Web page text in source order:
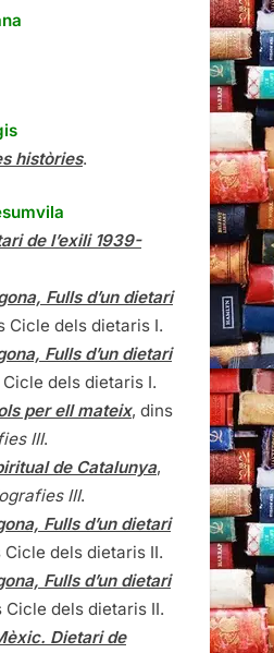
històries.
de l’exili 1939-
Fulls d’un dietari
Cicle dels dietaris I.
Fulls d’un dietari
dels dietaris I.
per ell mateix, dins
III.
de Catalunya,
III.
Fulls d’un dietari
Cicle dels dietaris II.
Fulls d’un dietari
Cicle dels dietaris II.
Dietari de